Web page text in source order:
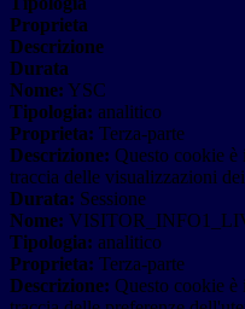
Proprieta
Descrizione
Durata
Nome: YSC
Tipologia: analitico
Proprieta: Terza-parte
Descrizione: Questo cookie è
traccia delle visualizzazioni
Durata: Sessione
Nome:
Tipologia: analitico
Proprieta: Terza-parte
Descrizione: Questo cookie è